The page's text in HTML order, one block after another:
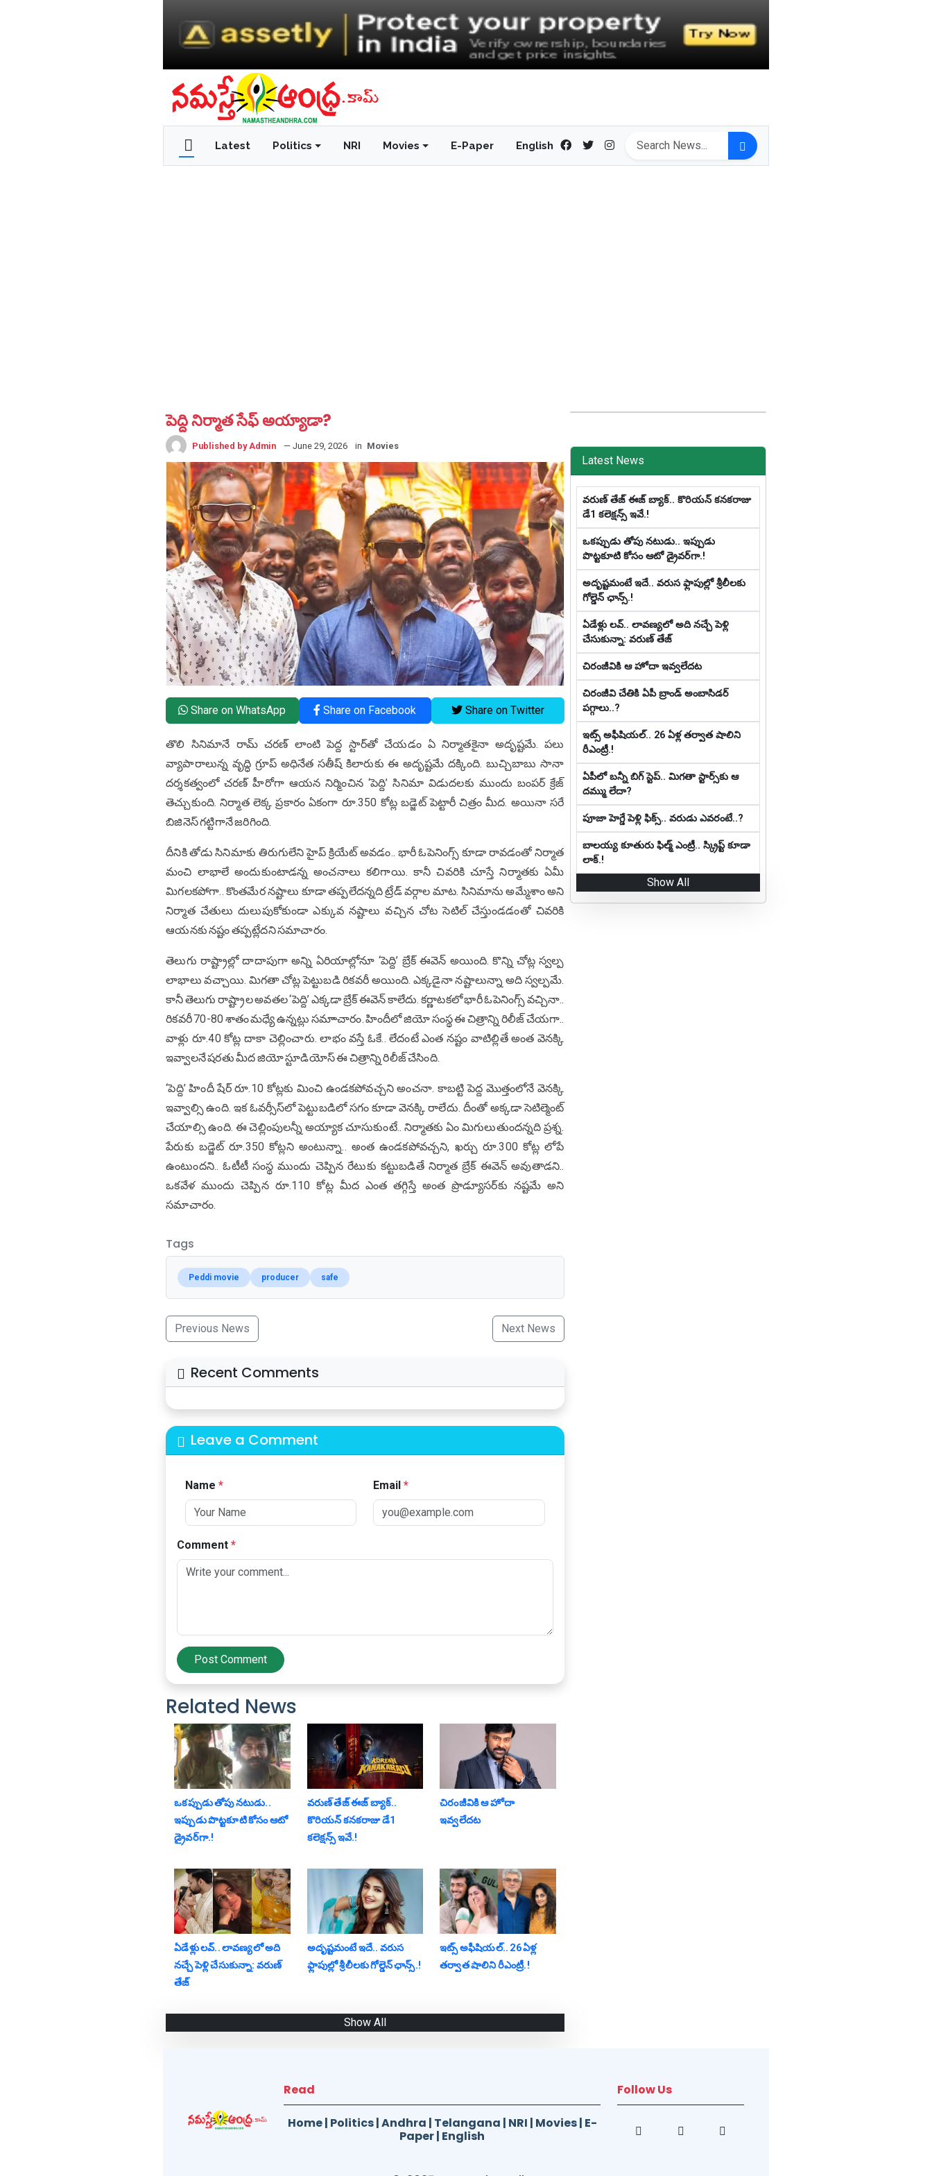
Latest Politics NRI Movies E-Paper English
పెద్ది నిర్మాత సేఫ్ అయ్యాడా?
Published by Admin — June 29, 2026 in Movies
Share on WhatsApp Share on Facebook Share on Twitter
తొలి సినిమానే రామ్ చరణ్ లాంటి పెద్ద స్టార్‌తో చేయడం ఏ నిర్మాతకైనా అదృష్టమే. పలు
వ్యాపారాలున్న వృద్ధి గ్రూప్ అధినేత సతీష్ కిలారుకు ఈ అదృష్టమే దక్కింది. బుచ్చిబాబు సానా
దర్శకత్వంలో చరణ్ హీరోగా ఆయన నిర్మించిన ‘పెద్ది’ సినిమా విడుదలకు ముందు బంపర్ క్రేజ్
తెచ్చుకుంది. నిర్మాత లెక్క ప్రకారం ఏకంగా రూ.350 కోట్ల బడ్జెట్ పెట్టారీ చిత్రం మీద. అయినా సరే
బిజినెస్ గట్టిగానే జరిగింది.
దీనికి తోడు సినిమాకు తిరుగులేని హైప్ క్రియేట్ అవడం.. భారీ ఓపెనింగ్స్ కూడా రావడంతో నిర్మాత
మంచి లాభాలే అందుకుంటాడన్న అంచనాలు కలిగాయి. కానీ చివరికి చూస్తే నిర్మాతకు ఏమీ
మిగలకపోగా.. కొంతమేర నష్టాలు కూడా తప్పలేదన్నది ట్రేడ్ వర్గాల మాట. సినిమాను అమ్మేశాం అని
నిర్మాత చేతులు దులుపుకోకుండా ఎక్కువ నష్టాలు వచ్చిన చోట సెటిల్ చేస్తుండడంతో చివరికి
ఆయనకు నష్టం తప్పట్లేదని సమాచారం.
తెలుగు రాష్ట్రాల్లో దాదాపుగా అన్ని ఏరియాల్లోనూ ‘పెద్ది’ బ్రేక్ ఈవెన్ అయింది. కొన్ని చోట్ల స్వల్ప
లాభాలు వచ్చాయి. మిగతా చోట్ల పెట్టుబడి రికవరీ అయింది. ఎక్కడైనా నష్టాలున్నా అది స్వల్పమే.
కానీ తెలుగు రాష్ట్రాల అవతల ‘పెద్ది’ ఎక్కడా బ్రేక్ ఈవెన్ కాలేదు. కర్ణాటకలో భారీ ఓపెనింగ్స్ వచ్చినా..
రికవరీ 70-80 శాతం మధ్యే ఉన్నట్లు సమాాచారం. హిందీలో జియో సంస్థ ఈ చిత్రాన్ని రిలీజ్ చేయగా..
వాళ్లు రూ.40 కోట్ల దాకా చెల్లించారు. లాభం వస్తే ఓకే.. లేదంటే ఎంత నష్టం వాటిల్లితే అంత వెనక్కి
ఇవ్వాలనే షరతు మీద జియో స్టూడియోస్ ఈ చిత్రాన్ని రిలీజ్ చేసింది.
‘పెద్ది’ హిందీ షేర్ రూ.10 కోట్లకు మించి ఉండకపోవచ్చని అంచనా. కాబట్టి పెద్ద మొత్తంలోనే వెనక్కి
ఇవ్వాల్సి ఉంది. ఇక ఓవర్సీస్‌లో పెట్టుబడిలో సగం కూడా వెనక్కి రాలేదు. దీంతో అక్కడా సెటిల్మెంట్
చేయాల్సి ఉంది. ఈ చెల్లింపులన్నీ అయ్యాక చూసుకుంటే.. నిర్మాతకు ఏం మిగులుతుందన్నది ప్రశ్న.
పేరుకు బడ్జెట్ రూ.350 కోట్లని అంటున్నా.. అంత ఉండకపోవచ్చని, ఖర్చు రూ.300 కోట్ల లోపే
ఉంటుందని.. ఓటీటీ సంస్థ ముందు చెప్పిన రేటుకు కట్టుబడితే నిర్మాత బ్రేక్ ఈవెన్ అవుతాడని..
ఒకవేళ ముందు చెప్పిన రూ.110 కోట్ల మీద ఎంత తగ్గిస్తే అంత ప్రొడ్యూసర్‌కు నష్టమే అని
సమాచారం.
Tags
Peddi movie producer safe
Previous News Next News
Recent Comments
Leave a Comment
Name* Email*
Comment*
Post Comment
Related News
ఒక‌ప్పుడు తోపు న‌టుడు..
ఇప్పుడు పొట్టకూటి కోసం ఆటో
డ్రైవ‌ర్‌గా.!
వరుణ్ తేజ్ ఈజ్ బ్యాక్‌..
కొరియన్ కనకరాజు డే1
క‌లెక్ష‌న్స్ ఇవే.!
చిరంజీవికి ఆ హోదా
ఇవ్వలేదట
ఏడేళ్లు ల‌వ్‌.. లావ‌ణ్య‌లో అది
న‌చ్చే పెళ్లి చేసుకున్నా: వ‌రుణ్
తేజ్‌
అదృష్టమంటే ఇదే.. వ‌రుస
ఫ్లాపుల్లో శ్రీ‌లీల‌కు గోల్డెన్ ఛాన్స్‌.!
ఇట్స్ అఫీషియ‌ల్‌.. 26 ఏళ్ల
తర్వాత షాలిని రీఎంట్రీ.!
Show All
Latest News
వరుణ్ తేజ్ ఈజ్ బ్యాక్‌.. కొరియన్ కనకరాజు
డే1 క‌లెక్ష‌న్స్ ఇవే.!
ఒక‌ప్పుడు తోపు న‌టుడు.. ఇప్పుడు
పొట్టకూటి కోసం ఆటో డ్రైవ‌ర్‌గా.!
అదృష్టమంటే ఇదే.. వ‌రుస ఫ్లాపుల్లో శ్రీ‌లీల‌కు
గోల్డెన్ ఛాన్స్‌.!
ఏడేళ్లు ల‌వ్‌.. లావ‌ణ్య‌లో అది న‌చ్చే పెళ్లి
చేసుకున్నా: వ‌రుణ్ తేజ్‌
చిరంజీవికి ఆ హోదా ఇవ్వలేదట
చిరంజీవి చేతికి ఏపీ బ్రాండ్ అంబాసిడర్
పగ్గాలు..?
ఇట్స్ అఫీషియ‌ల్‌.. 26 ఏళ్ల తర్వాత షాలిని
రీఎంట్రీ.!
ఏపీలో బ‌న్నీ బిగ్ స్టెప్‌.. మిగ‌తా స్టార్స్‌కు ఆ
ద‌మ్ము లేదా?
పూజా హెగ్డే పెళ్లి ఫిక్స్.. వరుడు ఎవరంటే..?
బాల‌య్య కూతురు ఫిల్మ్ ఎంట్రీ.. స్క్రిప్ట్ కూడా
లాక్.!
Show All
Read
Home| Politics|Andhra | Telangana | NRI | Movies| E-
Paper| English
Follow Us